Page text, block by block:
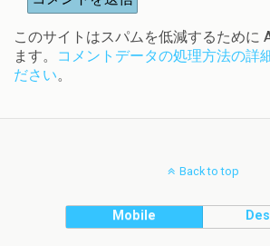
このサイトはスパムを低減するために
ます。
コメントデータの処理方法の詳
ださい。
Back to top
Mobile